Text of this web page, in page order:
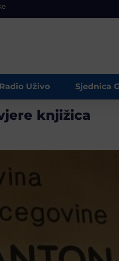
Radio Uživo Sjednica
knjižica